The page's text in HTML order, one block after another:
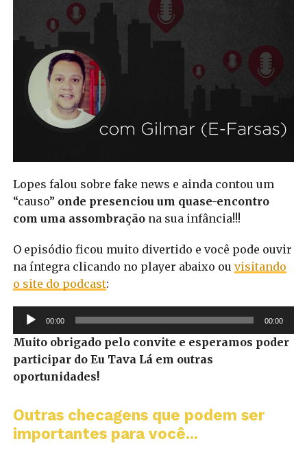
Lopes falou sobre fake news e ainda contou um
“causo” onde presenciou um quase-encontro
com uma assombraçãona sua infância!!!
O episódio ficou muito divertido e você pode ouvir
na íntegra clicando no player abaixo ou visitando
o site do podcast:
Tocador
de
áudio
00:00 00:00
Muito obrigado pelo convite e esperamos poder
participar do Eu Tava Lá em outras
oportunidades!
Outras checagens que podem ser
importantes para você...